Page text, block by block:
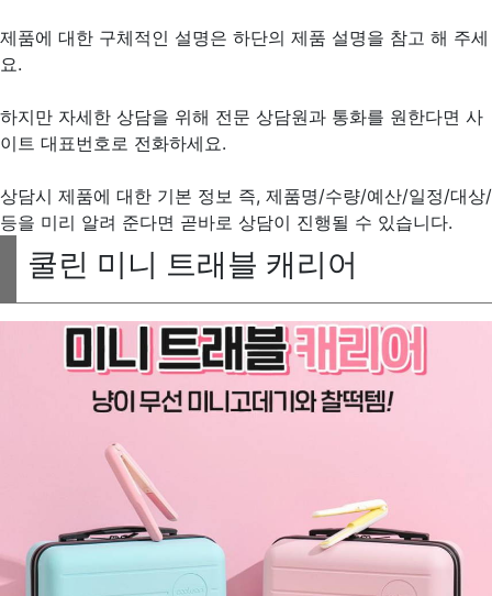
제품에 대한 구체적인 설명은 하단의 제품 설명을 참고 해 주세
요.
하지만 자세한 상담을 위해 전문 상담원과 통화를 원한다면 사
이트 대표번호로 전화하세요.
상담시 제품에 대한 기본 정보 즉, 제품명/수량/예산/일정/대상/
등을 미리 알려 준다면 곧바로 상담이 진행될 수 있습니다.
쿨린 미니 트래블 캐리어